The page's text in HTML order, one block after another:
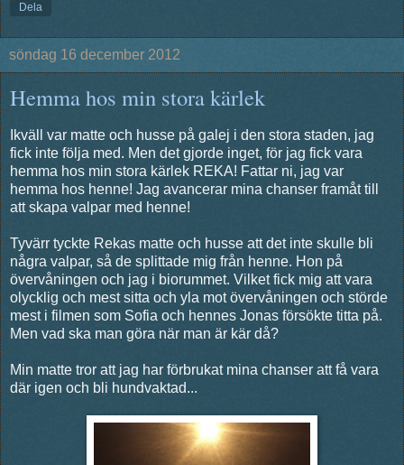
Dela
söndag 16 december 2012
Hemma hos min stora kärlek
Ikväll var matte och husse på galej i den stora staden, jag
fick inte följa med. Men det gjorde inget, för jag fick vara
hemma hos min stora kärlek REKA! Fattar ni, jag var
hemma hos henne! Jag avancerar mina chanser framåt till
att skapa valpar med henne!
Tyvärr tyckte Rekas matte och husse att det inte skulle bli
några valpar, så de splittade mig från henne. Hon på
övervåningen och jag i biorummet. Vilket fick mig att vara
olycklig och mest sitta och yla mot övervåningen och störde
mest i filmen som Sofia och hennes Jonas försökte titta på.
Men vad ska man göra när man är kär då?
Min matte tror att jag har förbrukat mina chanser att få vara
där igen och bli hundvaktad...